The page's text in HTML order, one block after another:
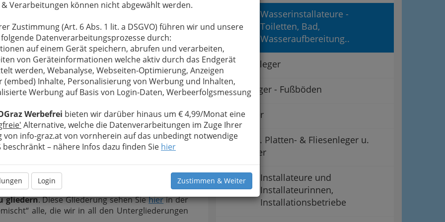
& Verarbeitungen können nicht abgewählt werden.
Zustimmung (Art. 6 Abs. 1 lit. a DSGVO) führen wir und unsere
Datenverarbeitungsprozesse durch:
auf einem Gerät speichern, abrufen und verarbeiten,
von Geräteinformationen welche aktiv durch das Endgerät
werden, Webanalyse, Webseiten-Optimierung, Anzeigen
(embed) Inhalte, Personalisierung von Werbung und Inhalten,
Werbung auf Basis von Login-Daten, Werbeerfolgsmessung
Werbefrei bieten wir darüber hinaus um € 4,99/Monat eine
Alternative, welche die Datenverarbeitungen im Zuge Ihrer
von info-graz.at von vornherein auf das unbedingt notwendige
beschränkt – nähere Infos dazu finden Sie hier
Login Zustimmen & Weiter
innerhalb des Hauses und / oder
sowie das Montieren von sanitären
wie Waschbecken, Badewannen und
Toiletten oder der Spüle in der Küche zum
der Wasserinstallateure.
Wasserinstallateur auch auf den Bereich der
spezialisiert, so führt dieser auch
wie dasAufstellen und Anschließen von
, das Verlegen von
sowie das Anschließen der
durch.
finden Sie auchHilfe bei Notfällen nicht nur,
sie mit wasser zu tun haben.
waren Installateure ein gebräuchlicher
Kammer hat aber beschlossen, diese
gliedern. Diese Gliederung sehen Siehierin der
alle, die wir in all den Untergliederungen
Wasserinstallateure -
Toiletten, Bad,
Wasseraufbereitung..
Belagverleger
Bodenleger - Fußböden
Drechsler
Hafner u. Platten- & Fliesenleger u.
Keramiker
Installateure und
Installateurinnen,
Installationsbetriebe